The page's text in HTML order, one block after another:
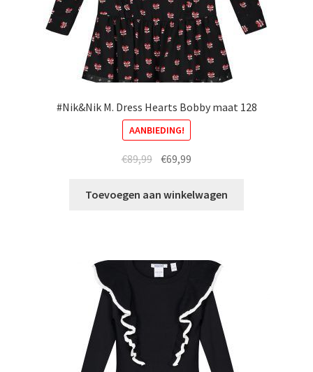
#Nik&Nik M. Dress Hearts Bobby maat 128
AANBIEDING!
€89,99 Oorspronkelijke
was:
€69,99
is:
Toevoegen aan winkelwagen